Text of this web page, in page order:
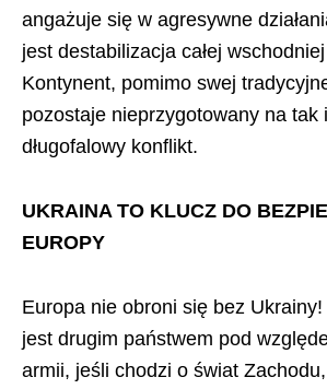
angażuje się w agresywne
jest destabilizacja całej
Kontynent, pomimo swej
pozostaje nieprzygotowany na tak
długofalowy konflikt.
UKRAINA TO KLUCZ DO
EUROPY
Europa nie obroni się bez Ukrainy!
jest drugim państwem pod
armii, jeśli chodzi o świat